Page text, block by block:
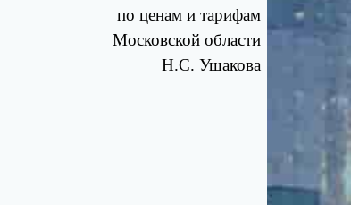
по ценам и тарифам
Московской области
Н.С. Ушакова